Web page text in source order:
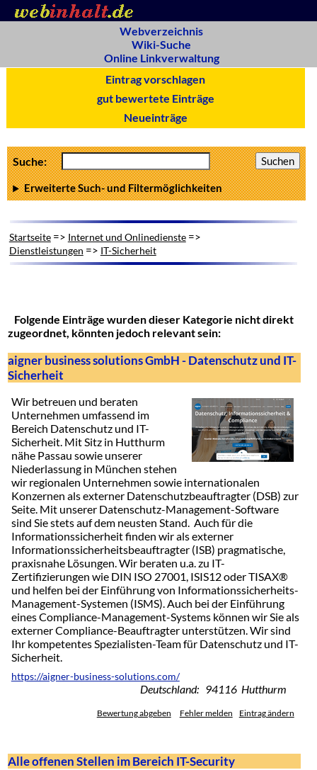
Webverzeichnis
Wiki-Suche
Online Linkverwaltung
Eintrag vorschlagen
gut bewertete Einträge
Neueinträge
Suche:
Erweiterte Such- und Filtermöglichkeiten
Startseite=> Internet und Onlinedienste=>
Dienstleistungen => IT-Sicherheit
Folgende Einträge wurden dieser Kategorie nicht direkt
zugeordnet, könnten jedoch relevant sein:
aigner business solutions GmbH - Datenschutz und IT-
Sicherheit
Wir betreuen und beraten
Unternehmen umfassend im
Bereich Datenschutz und IT-
Sicherheit. Mit Sitz in Hutthurm
nähe Passau sowie unserer
Niederlassung in München stehen
wir regionalen Unternehmen sowie internationalen
Konzernen als externer Datenschutzbeauftragter (DSB) zur
Seite. Mit unserer Datenschutz-Management-Software
sind Sie stets auf dem neusten Stand. Auch für die
Informationssicherheit finden wir als externer
Informationssicherheitsbeauftragter (ISB) pragmatische,
praxisnahe Lösungen. Wir beraten u.a. zu IT-
Zertifizierungen wie DIN ISO 27001, ISIS12 oder TISAX®
und helfen bei der Einführung von Informationssicherheits-
Management-Systemen (ISMS). Auch bei der Einführung
eines Compliance-Management-Systems können wir Sie als
externer Compliance-Beauftragter unterstützen. Wir sind
Ihr kompetentes Spezialisten-Team für Datenschutz und IT-
Sicherheit.
https://aigner-business-solutions.com/
Deutschland: 94116 Hutthurm
Bewertung abgeben Fehler melden Eintrag ändern
Alle offenen Stellen im Bereich IT-Security